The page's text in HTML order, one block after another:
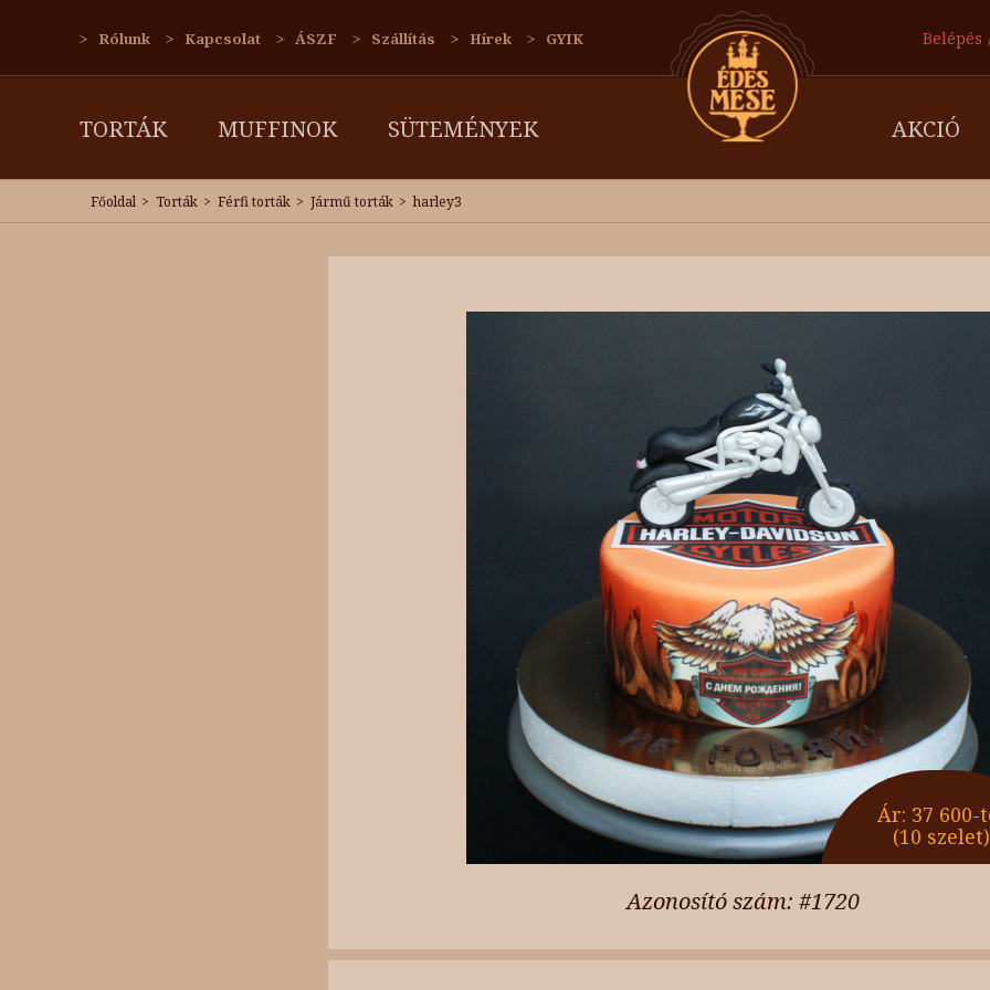
Rólunk Kapcsolat ÁSZF Szállítás Hírek GYIK Belépés
TORTÁK MUFFINOK SÜTEMÉNYEK AKCIÓ
Főoldal Torták Férfi torták Jármű torták harley3
Ár: 37 600-
(10 szelet)
Azonosító szám: #1720